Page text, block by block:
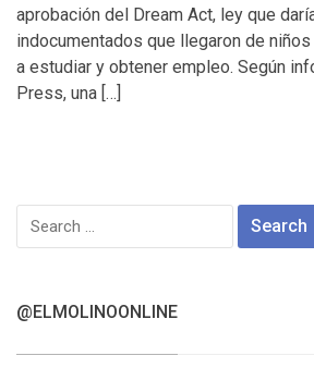
aprobación del Dream Act, ley que
indocumentados que llegaron de
a estudiar y obtener empleo. Según
Press, una […]
Search
for:
@ELMOLINOONLINE